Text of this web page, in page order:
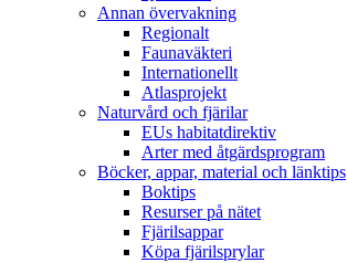
Annan övervakning
Regionalt
Faunaväkteri
Internationellt
Atlasprojekt
Naturvård och fjärilar
EUs habitatdirektiv
Arter med åtgärdsprogram
Böcker, appar, material och länktips
Boktips
Resurser på nätet
Fjärilsappar
Köpa fjärilsprylar